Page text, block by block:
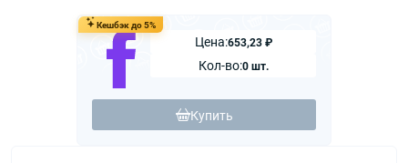
Кешбэк до 5%
Цена:653,23 ₽
Кол-во:0 шт.
Купить